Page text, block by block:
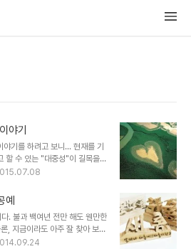
야기
기를 하려고 보니... 현재를 기
할 수 있는 "대중성"이 길목을
~ 어쨌든 이야기 하려고 했던
후 불현듯 생각난 그 얘기로
하늘에서 본 지구"라는 제목으
Arthus-Bertrand)은 많이
명세를 탔었죠. 워낙 알려진 분
멋진 그의 사진을 보시려면...
예
. 불과 백여년 전만 해도 웬만한
, 지금이라도 아주 잘 찾아 보면
있을 겁니다. 그렇더라도 이름